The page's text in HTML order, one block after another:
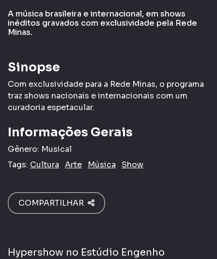
A música brasileira e internacional, em shows
inéditos gravados com exclusividade pela Rede
Minas.
Sinopse
Com exclusividade para a Rede Minas, o programa
traz shows nacionais e internacionais com um
curadoria espetacular.
Informações Gerais
Gênero: Musical
Tags: Cultura Arte Música Show
COMPARTILHAR
Hypershow no Estúdio Engenho